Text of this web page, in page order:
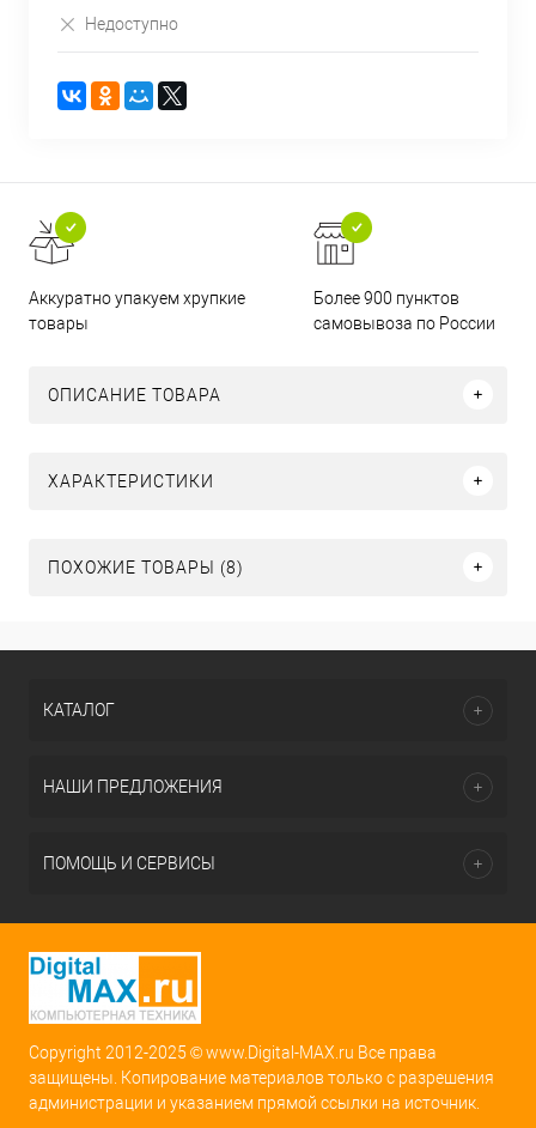
Недоступно
Аккуратно упакуем хрупкие
товары
Более 900 пунктов
самовывоза по России
ОПИСАНИЕ ТОВАРА
ХАРАКТЕРИСТИКИ
ПОХОЖИЕ ТОВАРЫ (8)
КАТАЛОГ
НАШИ ПРЕДЛОЖЕНИЯ
ПОМОЩЬ И СЕРВИСЫ
Copyright 2012-2025 © www.Digital-MAX.ru Все права
защищены. Копирование материалов только с разрешения
администрации и указанием прямой ссылки на источник.